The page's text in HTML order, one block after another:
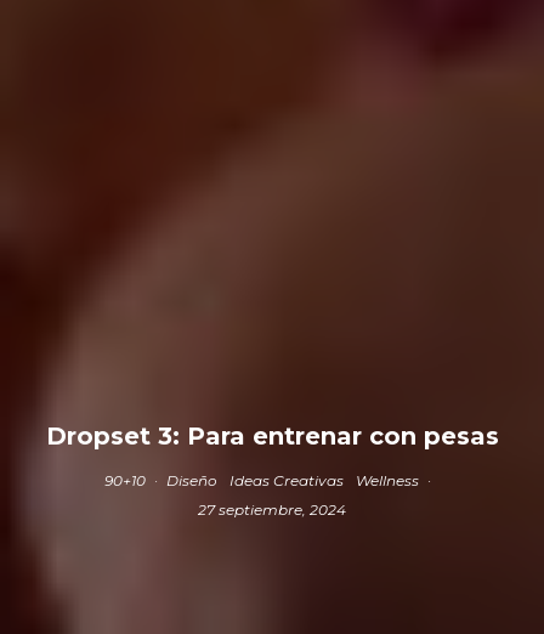
Dropset 3: Para entrenar con pesas
90+10 · Diseño Ideas Creativas Wellness ·
27 septiembre, 2024